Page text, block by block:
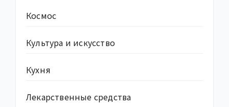
Космос
Культура и искусство
Кухня
Лекарственные средства